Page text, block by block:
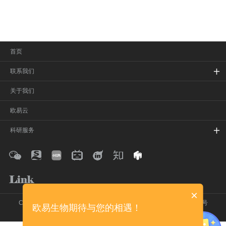
首页
联系我们
关于我们
欧易云
科研服务
Copyright © 2020-2026 欧易生物 保留所有权利
沪ICP备16017850号
×
欧易生物期待与您的相遇！